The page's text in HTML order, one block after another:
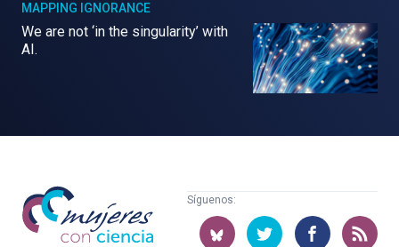
MAPPING IGNORANCE
We are not ‘in the singularity’ with
AI.
Mujeres
con
ciencia
Síguenos: